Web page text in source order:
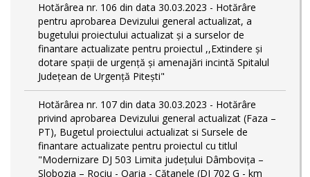
Hotărârea nr. 106 din data 30.03.2023 - Hotărâre
pentru aprobarea Devizului general actualizat, a
bugetului proiectului actualizat și a surselor de
finantare actualizate pentru proiectul ,,Extindere și
dotare spații de urgență și amenajări incintă Spitalul
Județean de Urgență Pitești"
Hotărârea nr. 107 din data 30.03.2023 - Hotărâre
privind aprobarea Devizului general actualizat (Faza –
PT), Bugetul proiectului actualizat si Sursele de
finantare actualizate pentru proiectul cu titlul
"Modernizare DJ 503 Limita județului Dâmbovița –
Slobozia – Rociu - Oarja - Cătanele (DJ 702 G - km